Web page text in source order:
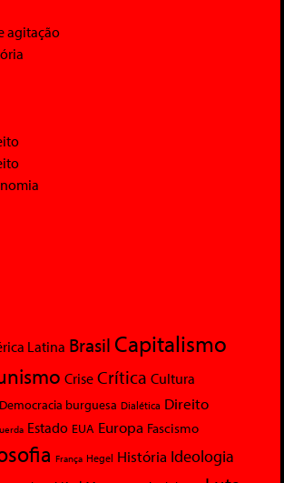
agitação
Latina Brasil Capitalismo
Crise Crítica Cultura
Democracia burguesa Dialética Direito
Estado EUA Europa Fascismo
França Hegel História Ideologia